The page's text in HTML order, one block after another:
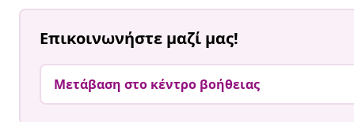
Επικοινωνήστε μαζί μας!
Μετάβαση στο κέντρο βοήθειας